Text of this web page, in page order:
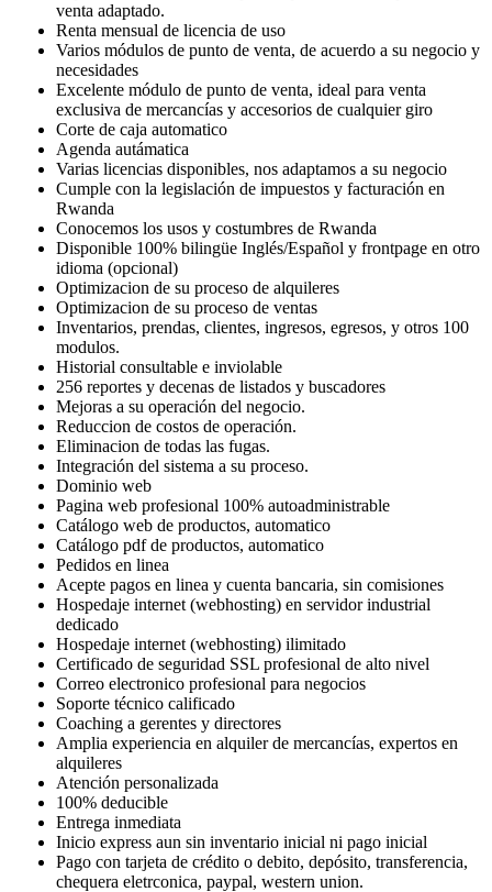
venta adaptado.
Renta mensual de licencia de uso
Varios módulos de punto de venta, de acuerdo a su negocio y
necesidades
Excelente módulo de punto de venta, ideal para venta
exclusiva de mercancías y accesorios de cualquier giro
Corte de caja automatico
Agenda autámatica
Varias licencias disponibles, nos adaptamos a su negocio
Cumple con la legislación de impuestos y facturación en
Rwanda
Conocemos los usos y costumbres de Rwanda
Disponible 100% bilingüe Inglés/Español y frontpage en otro
idioma (opcional)
Optimizacion de su proceso de alquileres
Optimizacion de su proceso de ventas
Inventarios, prendas, clientes, ingresos, egresos, y otros 100
modulos.
Historial consultable e inviolable
256 reportes y decenas de listados y buscadores
Mejoras a su operación del negocio.
Reduccion de costos de operación.
Eliminacion de todas las fugas.
Integración del sistema a su proceso.
Dominio web
Pagina web profesional 100% autoadministrable
Catálogo web de productos, automatico
Catálogo pdf de productos, automatico
Pedidos en linea
Acepte pagos en linea y cuenta bancaria, sin comisiones
Hospedaje internet (webhosting) en servidor industrial
dedicado
Hospedaje internet (webhosting) ilimitado
Certificado de seguridad SSL profesional de alto nivel
Correo electronico profesional para negocios
Soporte técnico calificado
Coaching a gerentes y directores
Amplia experiencia en alquiler de mercancías, expertos en
alquileres
Atención personalizada
100% deducible
Entrega inmediata
Inicio express aun sin inventario inicial ni pago inicial
Pago con tarjeta de crédito o debito, depósito, transferencia,
chequera eletrconica, paypal, western union.